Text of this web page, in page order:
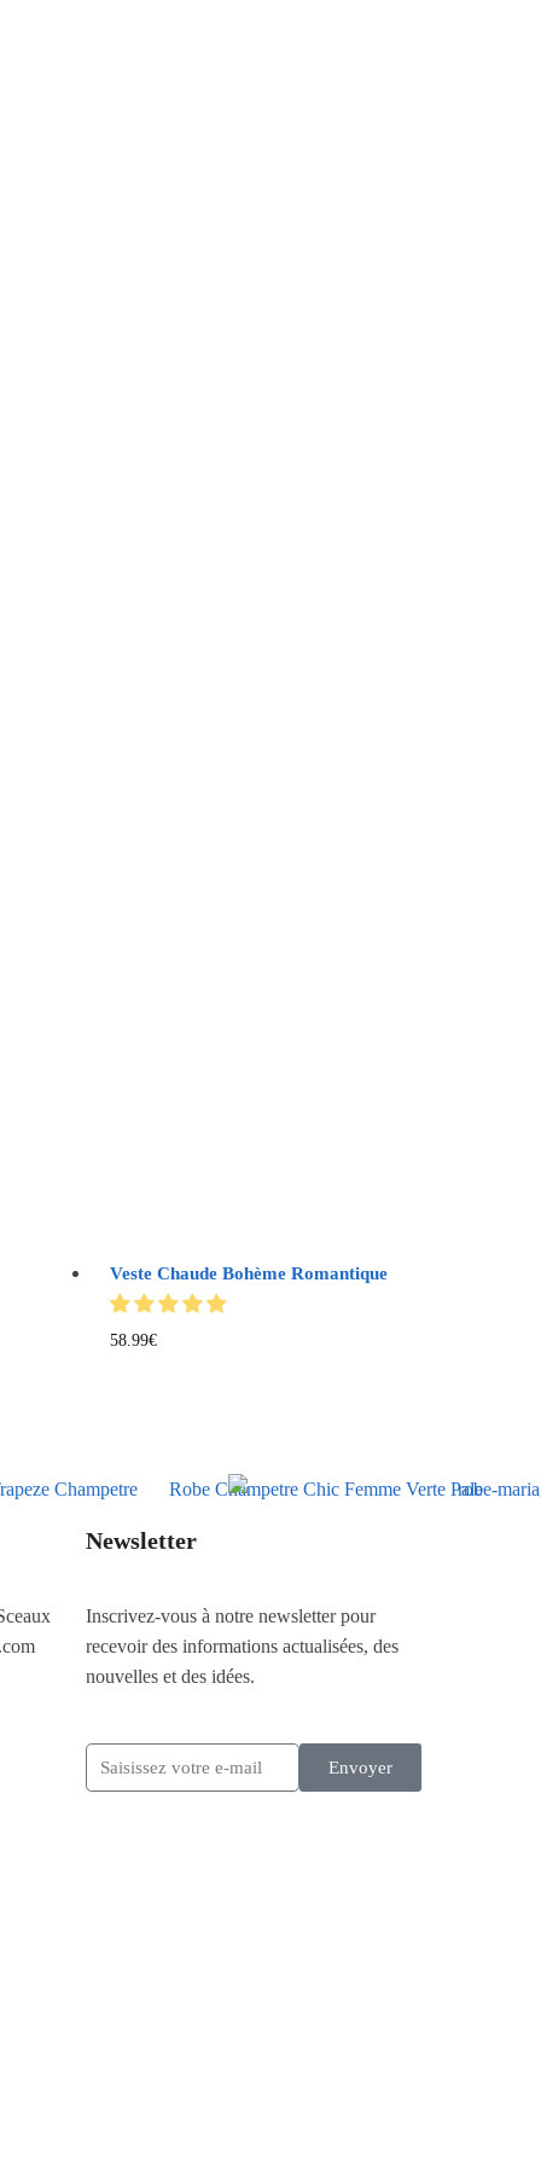
Veste Chaude Bohème Romantique
58.99€
Newsletter
Inscrivez-vous à notre newsletter pour
recevoir des informations actualisées, des
nouvelles et des idées.
Envoyer